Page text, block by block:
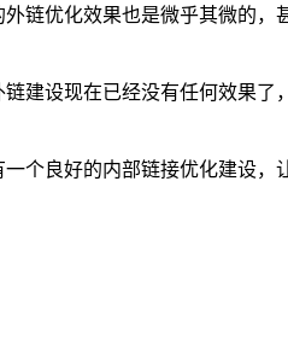
链优化效果也是微乎其微的，
建设现在已经没有任何效果了
个良好的内部链接优化建设，